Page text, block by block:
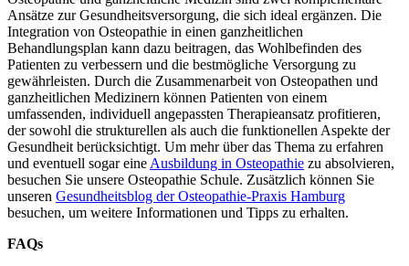
Ansätze zur Gesundheitsversorgung, die sich ideal ergänzen. Die
Integration von Osteopathie in einen ganzheitlichen
Behandlungsplan kann dazu beitragen, das Wohlbefinden des
Patienten zu verbessern und die bestmögliche Versorgung zu
gewährleisten. Durch die Zusammenarbeit von Osteopathen und
ganzheitlichen Medizinern können Patienten von einem
umfassenden, individuell angepassten Therapieansatz profitieren,
der sowohl die strukturellen als auch die funktionellen Aspekte der
Gesundheit berücksichtigt. Um mehr über das Thema zu erfahren
und eventuell sogar eine Ausbildung in Osteopathie zu absolvieren,
besuchen Sie unsere Osteopathie Schule. Zusätzlich können Sie
unseren Gesundheitsblog der Osteopathie-Praxis Hamburg
besuchen, um weitere Informationen und Tipps zu erhalten.
FAQs